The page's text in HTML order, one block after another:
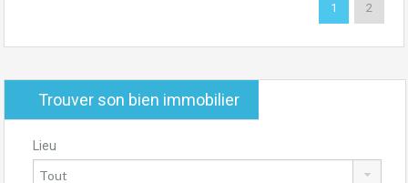
1 2
Trouver son bien immobilier
Lieu